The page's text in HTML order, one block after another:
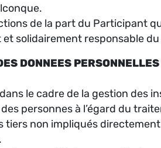
de la part du Participant
et solidairement responsable
DONNEES PERSONNELLES
le cadre de la gestion des
personnes à l’égard du
non impliqués